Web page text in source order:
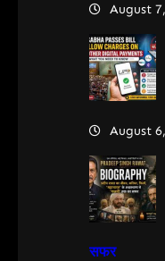
August
August
सफर